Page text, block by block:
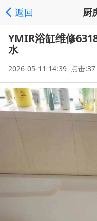
返回 厨
YMIR浴缸维修
水
2026-05-11 14:39 点击:37